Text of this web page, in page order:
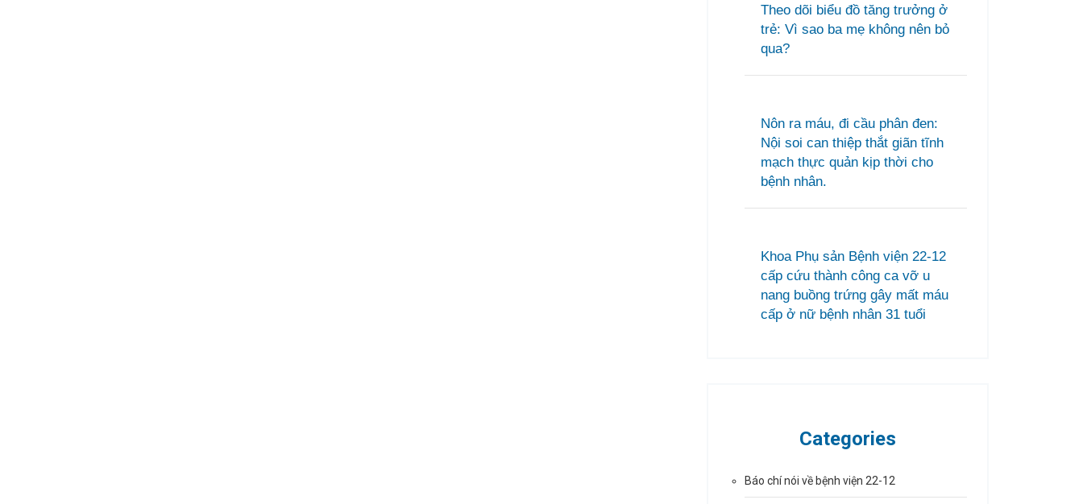
Theo dõi biểu đồ tăng trưởng ở
trẻ: Vì sao ba mẹ không nên bỏ
qua?
Nôn ra máu, đi cầu phân đen:
Nội soi can thiệp thắt giãn tĩnh
mạch thực quản kịp thời cho
bệnh nhân.
Khoa Phụ sản Bệnh viện 22-12
cấp cứu thành công ca vỡ u
nang buồng trứng gây mất máu
cấp ở nữ bệnh nhân 31 tuổi
Categories
Báo chí nói về bệnh viện 22-12